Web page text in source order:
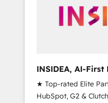
globally regionalized
integrated marketing
adoption with
programs, and align
service to drive
INSIDEA, AI-First
Onboarding &
★ Top-rated Elite
HubSpot, G2 &